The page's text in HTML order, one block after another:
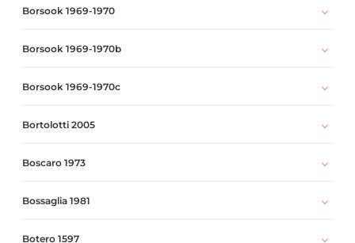
Borsook 1969-1970
Borsook 1969-1970b
Borsook 1969-1970c
Bortolotti 2005
Boscaro 1973
Bossaglia 1981
Botero 1597